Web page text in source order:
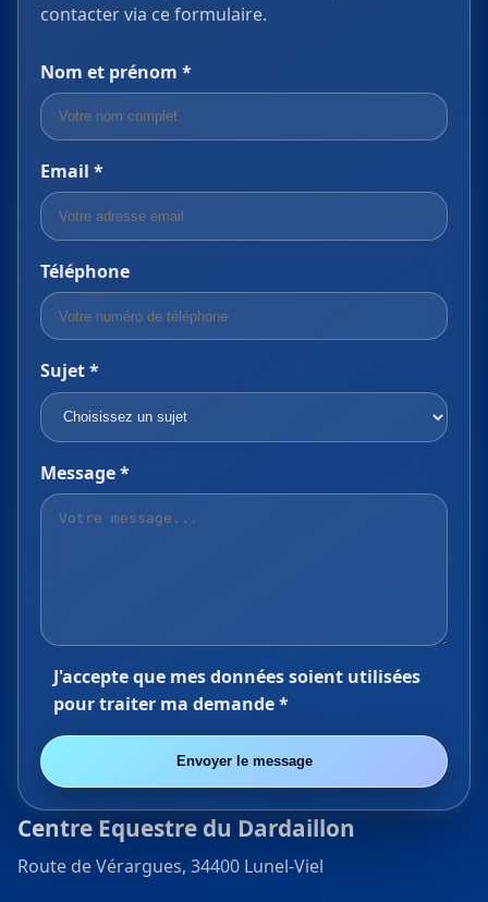
contacter via ce formulaire.
Nom et prénom *
Email *
Téléphone
Sujet *
Message *
J'accepte que mes données soient utilisées
pour traiter ma demande *
Envoyer le message
Centre Equestre du Dardaillon
Route de Vérargues, 34400 Lunel-Viel